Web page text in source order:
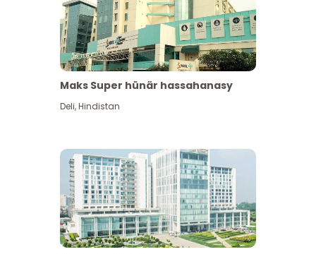
Maks Super hünär hassahanasy
Deli,Hindistan